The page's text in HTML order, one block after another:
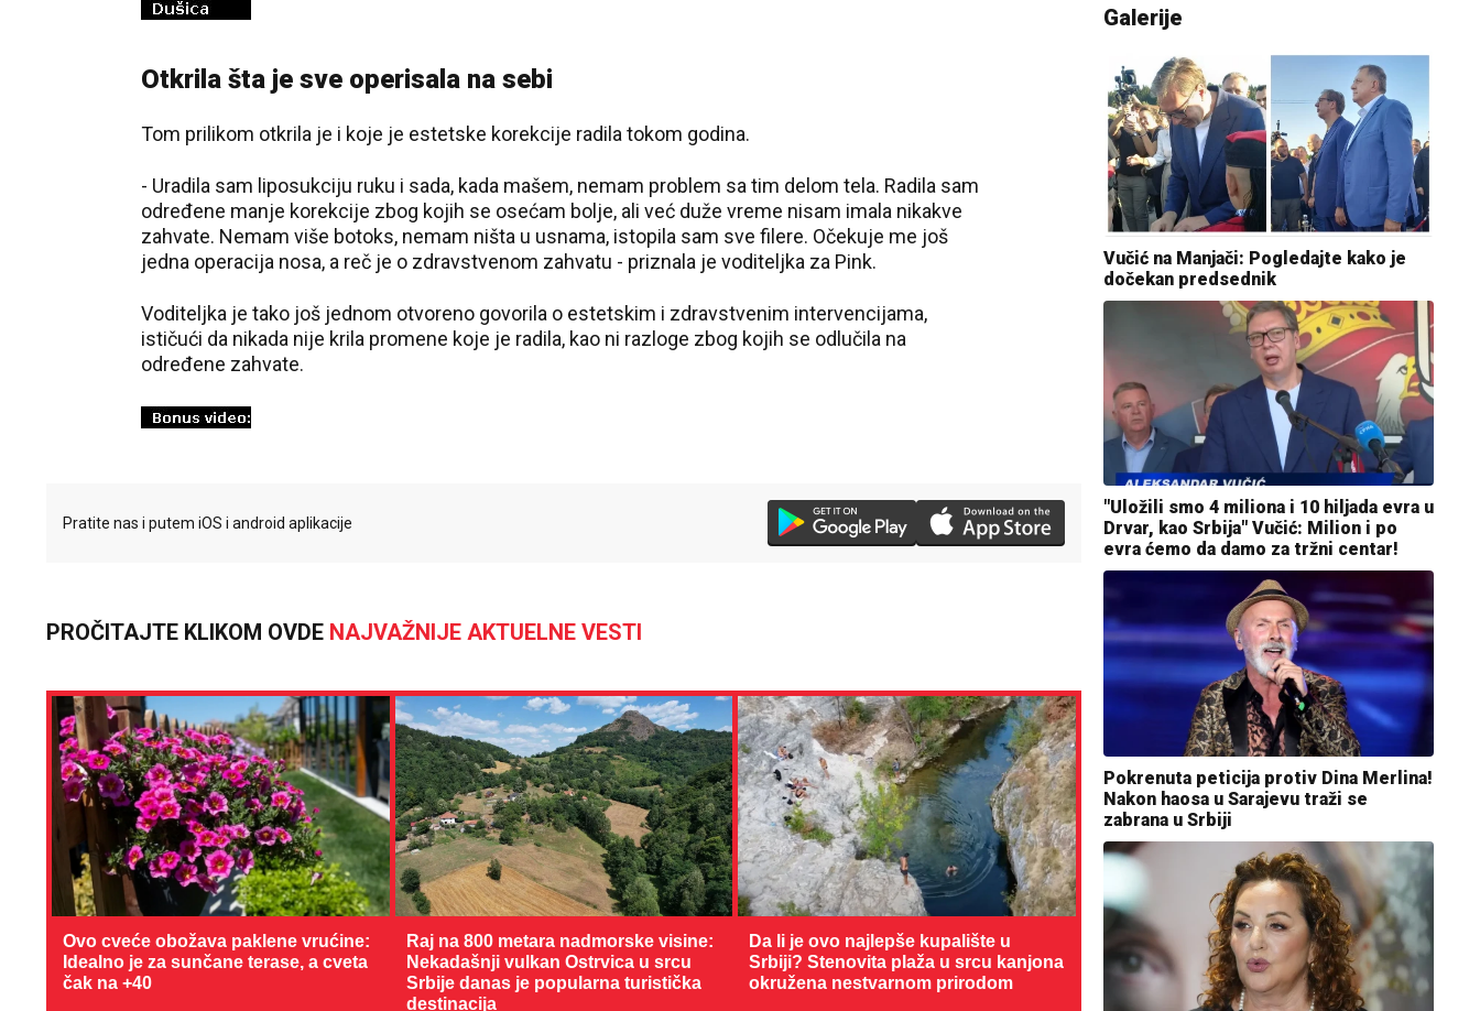
Otkrila šta je sve operisala na sebi
Tom prilikom otkrila je i koje je estetske korekcije radila tokom godina.
- Uradila sam liposukciju ruku i sada, kada mašem, nemam problem sa tim delom tela. Radila sam
određene manje korekcije zbog kojih se osećam bolje, ali već duže vreme nisam imala nikakve
zahvate. Nemam više botoks, nemam ništa u usnama, istopila sam sve filere. Očekuje me još
jedna operacija nosa, a reč je o zdravstvenom zahvatu - priznala je voditeljka za Pink.
Voditeljka je tako još jednom otvoreno govorila o estetskim i zdravstvenim intervencijama,
ističući da nikada nije krila promene koje je radila, kao ni razloge zbog kojih se odlučila na
određene zahvate.
Pratite nas i putem iOS i android aplikacije
PROČITAJTE KLIKOM OVDE NAJVAŽNIJE AKTUELNE VESTI
Ovo cveće obožava paklene vrućine:
Idealno je za sunčane terase, a cveta
čak na +40
Raj na 800 metara nadmorske visine:
Nekadašnji vulkan Ostrvica u srcu
Srbije danas je popularna turistička
destinacija
Da li je ovo najlepše kupalište u
Srbiji? Stenovita plaža u srcu kanjona
okružena nestvarnom prirodom
Galerije
Vučić na Manjači: Pogledajte kako je
dočekan predsednik
"Uložili smo 4 miliona i 10 hiljada evra u
Drvar, kao Srbija" Vučić: Milion i po
evra ćemo da damo za tržni centar!
Pokrenuta peticija protiv Dina Merlina!
Nakon haosa u Sarajevu traži se
zabrana u Srbiji